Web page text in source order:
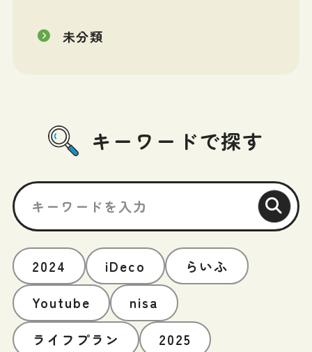
未分類
キーワードで探す
2024 iDeco
らいふ
Youtube
nisa
ライフプラン
2025